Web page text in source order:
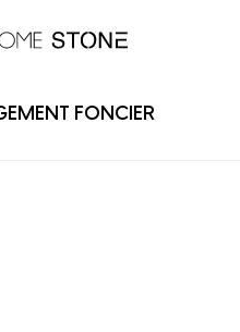
FONCIER